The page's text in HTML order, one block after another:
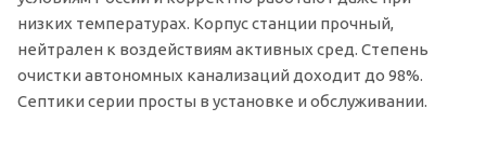
низких температурах. Корпус станции прочный,
нейтрален к воздействиям активных сред. Степень
очистки автономных канализаций доходит до 98%.
Септики серии просты в установке и обслуживании.